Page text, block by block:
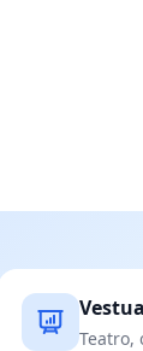
Teatro,